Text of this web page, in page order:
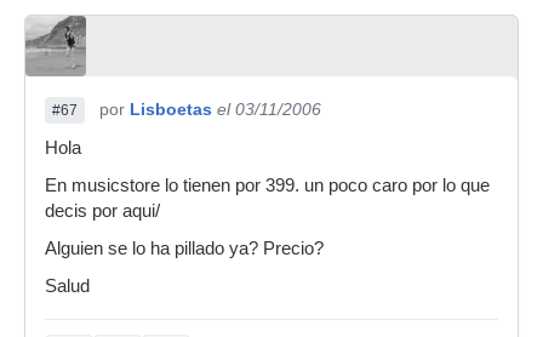
#67 por Lisboetas el 03/11/2006
Hola
En musicstore lo tienen por 399. un poco caro por lo que
decis por aqui/
Alguien se lo ha pillado ya? Precio?
Salud